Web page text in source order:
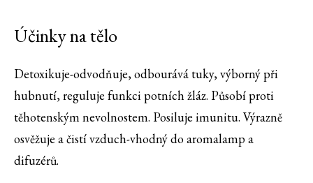
Účinky na tělo
Detoxikuje-odvodňuje, odbourává tuky, výborný při
hubnutí, reguluje funkci potních žláz. Působí proti
těhotenským nevolnostem. Posiluje imunitu. Výrazně
osvěžuje a čistí vzduch-vhodný do aromalamp a
difuzérů.